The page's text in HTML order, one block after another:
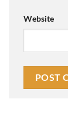
Website